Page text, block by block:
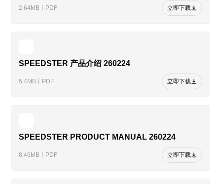
2.64MB丨PDF 立即下载
SPEEDSTER 产品介绍 260224
5.4MB丨PDF 立即下载
SPEEDSTER PRODUCT MANUAL 260224
8.46MB丨PDF 立即下载